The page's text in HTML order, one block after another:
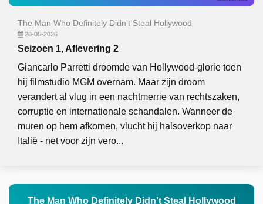
The Man Who Definitely Didn't Steal Hollywood
28-05-2026
Seizoen 1, Aflevering 2
Giancarlo Parretti droomde van Hollywood-glorie toen
hij filmstudio MGM overnam. Maar zijn droom
verandert al vlug in een nachtmerrie van rechtszaken,
corruptie en internationale schandalen. Wanneer de
muren op hem afkomen, vlucht hij halsoverkop naar
Italië - net voor zijn vero...
The Man Who Definitely Didn't Steal Hollywood